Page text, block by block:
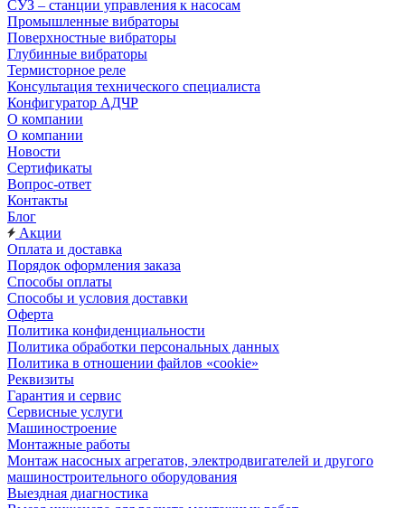
СУЗ – станции управления к насосам
Промышленные вибраторы
Поверхностные вибраторы
Глубинные вибраторы
Термисторное реле
Консультация технического специалиста
Конфигуратор АДЧР
О компании
О компании
Новости
Сертификаты
Вопрос-ответ
Контакты
Блог
Акции
Оплата и доставка
Порядок оформления заказа
Способы оплаты
Способы и условия доставки
Оферта
Политика конфиденциальности
Политика обработки персональных данных
Политика в отношении файлов «cookie»
Реквизиты
Гарантия и сервис
Сервисные услуги
Машиностроение
Монтажные работы
Монтаж насосных агрегатов, электродвигателей и другого
машиностроительного оборудования
Выездная диагностика